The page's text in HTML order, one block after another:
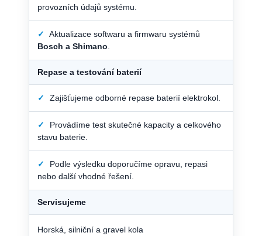
provozních údajů systému.
✓
Aktualizace softwaru a firmwaru systémů
Bosch a Shimano
Repase a testování baterií
✓ Zajišťujeme odborné repase baterií elektrokol.
✓
Provádíme test skutečné kapacity a celkového
stavu baterie.
✓
Podle výsledku doporučíme opravu, repasi
nebo další vhodné řešení.
Servisujeme
Horská, silniční a gravel kola